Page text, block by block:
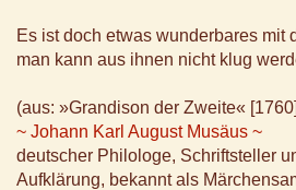
Es ist doch etwas wunderbares mit
man kann aus ihnen nicht klug
(aus: »Grandison der Zweite«
~ Johann Karl August Musäus ~
deutscher Philologe, Schriftsteller
Aufklärung, bekannt als